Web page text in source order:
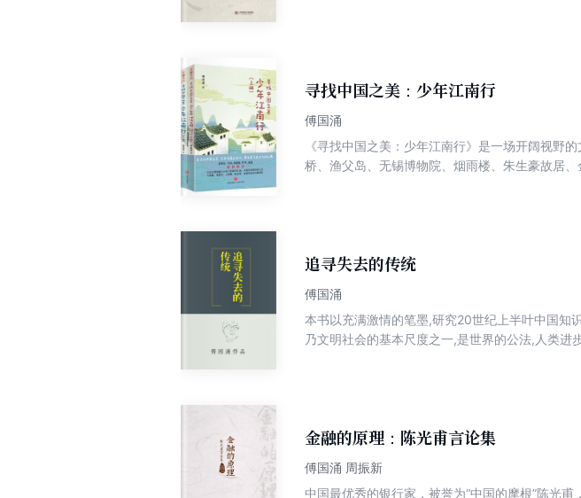
寻找中国之美：少年江南行
傅国涌
《寻找中国之美：少年江南行》是一场开阔视野
桥、渔父岛、无锡博物院、烟雨楼、朱生豪故居
追寻失去的传统
傅国涌
本书以充满激情的笔墨,研究20世纪上半叶中国知
乃文明社会的基本尺度之一,是世界的公法,人类进
金融的原理：陈光甫言论集
傅国涌 周振新
中国最优秀的银行家，被誉为“中国的摩根”陈光